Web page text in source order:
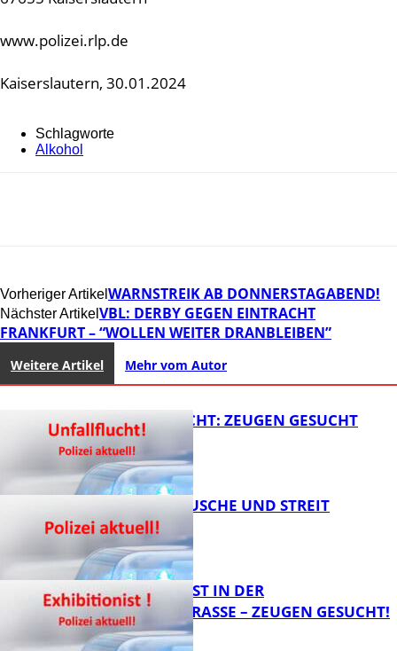
www.polizei.rlp.de
Kaiserslautern, 30.01.2024
Schlagworte
Alkohol
Vorheriger Artikel WARNSTREIK AB DONNERSTAGABEND!
Nächster Artikel VBL: DERBY GEGEN EINTRACHT
FRANKFURT – “WOLLEN WEITER DRANBLEIBEN”
Weitere Artikel Mehr vom Autor
UNFALLFLUCHT: ZEUGEN GESUCHT
KNALLGERÄUSCHE UND STREIT
EXHIBITIONIST IN DER
VELMANNSTRASSE – ZEUGEN GESUCHT!